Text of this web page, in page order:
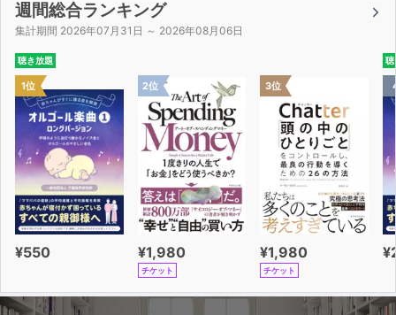
週間総合ランキング
集計期間 2026年07月31日 ～ 2026年08月06日
聴き放題
1位
¥550
2位
¥1,980
チケット
3位
¥1,980
チケット
聴